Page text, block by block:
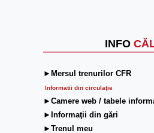
INFO
►Mersul trenurilor CFR
Informatii din circulaţie
►Camere web / tabele
►Informaţii din gări
►Trenul meu